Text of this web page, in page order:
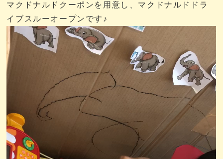
マクドナルドクーポンを用意し、マクドナルドドラ
イブスルーオープンです♪